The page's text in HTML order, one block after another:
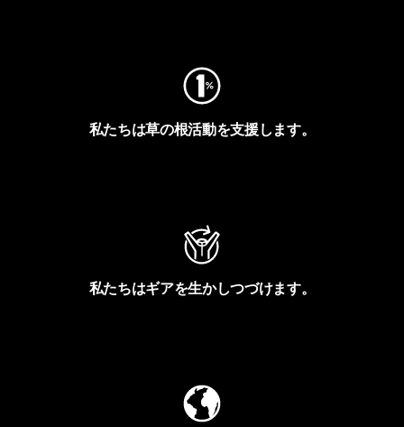
私たちは草の根活動を支援します。
私たちはギアを生かしつづけます。